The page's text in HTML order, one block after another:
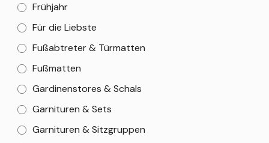
Frühjahr
Für die Liebste
Fußabtreter & Türmatten
Fußmatten
Gardinenstores & Schals
Garnituren & Sets
Garnituren & Sitzgruppen